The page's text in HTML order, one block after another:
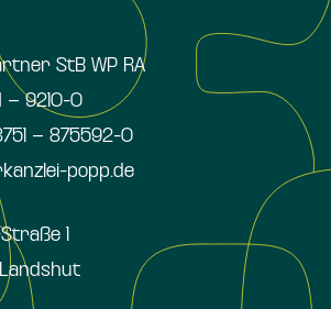
StB WP RA
– 9210-0
– 875592-0
popp.de
1